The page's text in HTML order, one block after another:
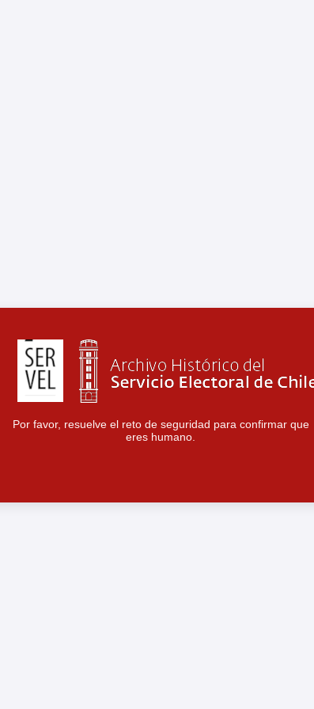
Por favor, resuelve el reto de seguridad para confirmar que
eres humano.